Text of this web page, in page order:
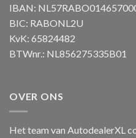
IBAN:
BIC: RABONL2U
KvK: 65824482
BTWnr.: NL856275335B01
OVER ONS
Het team van AutodealerXL